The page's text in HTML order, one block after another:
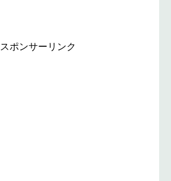
スポンサーリンク